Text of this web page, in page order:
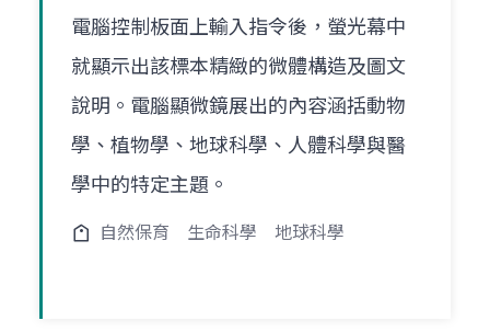
電腦控制板面上輸入指令後，螢光幕中
就顯示出該標本精緻的微體構造及圖文
說明。電腦顯微鏡展出的內容涵括動物
學、植物學、地球科學、人體科學與醫
學中的特定主題。
自然保育 生命科學 地球科學